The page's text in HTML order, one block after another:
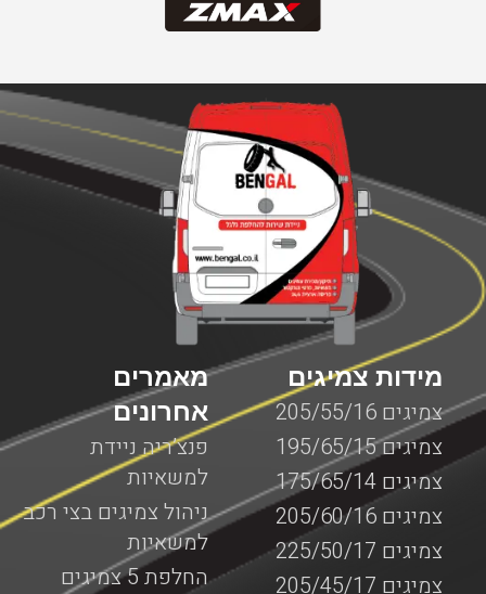
מאמרים
אחרונים
פנצ’ריה ניידת
למשאיות
ניהול צמיגים בצי רכב
למשאיות
החלפת 5 צמיגים
מידות צמיגים
צמיגים 205/55/16
צמיגים 195/65/15
צמיגים 175/65/14
צמיגים 205/60/16
צמיגים 225/50/17
צמיגים 205/45/17